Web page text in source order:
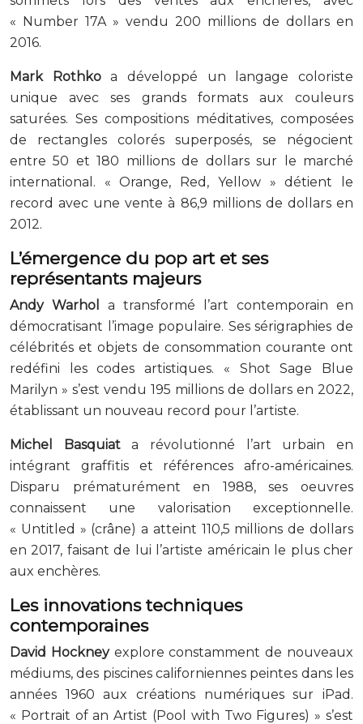
« Number 17A » vendu 200 millions de dollars en
2016.
Mark Rothkoa développé un langage coloriste
unique avec ses grands formats aux couleurs
saturées. Ses compositions méditatives, composées
de rectangles colorés superposés, se négocient
entre 50 et 180 millions de dollars sur le marché
international. « Orange, Red, Yellow » détient le
record avec une vente à 86,9 millions de dollars en
2012.
L’émergence du pop art et ses
représentants majeurs
Andy Warhol
a transformé l’art contemporain en
démocratisant l’image populaire. Ses sérigraphies de
célébrités et objets de consommation courante ont
redéfini les codes artistiques. « Shot Sage Blue
Marilyn » s’est vendu 195 millions de dollars en 2022,
établissant un nouveau record pour l’artiste.
Michel Basquiata révolutionné l’art urbain en
intégrant graffitis et références afro-américaines.
Disparu prématurément en 1988, ses oeuvres
connaissent une valorisation exceptionnelle.
« Untitled » (crâne) a atteint 110,5 millions de dollars
en 2017, faisant de lui l’artiste américain le plus cher
aux enchères.
Les innovations techniques
contemporaines
David Hockneyexplore constamment de nouveaux
médiums, des piscines californiennes peintes dans les
années 1960 aux créations numériques sur iPad.
« Portrait of an Artist (Pool with Two Figures) » s’est